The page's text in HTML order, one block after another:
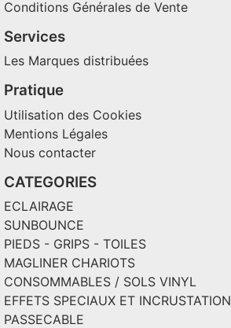
Conditions Générales de Vente
Services
Les Marques distribuées
Pratique
Utilisation des Cookies
Mentions Légales
Nous contacter
CATEGORIES
ECLAIRAGE
SUNBOUNCE
PIEDS - GRIPS - TOILES
MAGLINER CHARIOTS
CONSOMMABLES / SOLS VINYL
EFFETS SPECIAUX ET INCRUSTATION
PASSECABLE